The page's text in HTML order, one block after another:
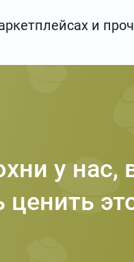
и
у нас,
ценить